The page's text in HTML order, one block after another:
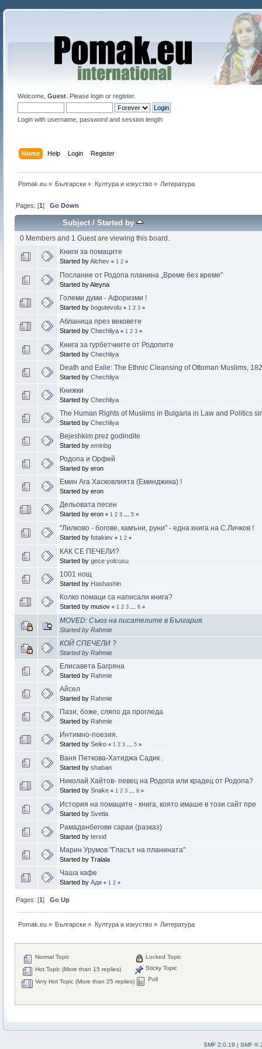
Welcome, Guest. Please loginor register.
Login with username, password and session length
Home Help Login Register
Pomak.eu » Български » Култура и изкуство» Литература
Pages: [1]Go Down
Subject/Started by
0 Members and 1 Guest are viewing this board.
Книги за помаците
Started byAlchev « 1 2»
Послание от Родопа планина „Време без време”
Started by Aleyna
Големи думи - Афоризми !
Started by bogutevolu « 1 2 3»
Абланица през вековете
Started by Chechliya « 1 2 3»
Книга за гурбетчиите от Родопите
Started by Chechliya
Death and Exile: The Ethnic Cleansing of Ottoman Muslims,
Started by Chechliya
Книжки
Started by Chechliya
The Human Rights of Muslims in Bulgaria in Law and Politics
Started by Chechliya
Bejeshkim prez godindite
Started by eminbg
Родопа и Орфей
Started by eron
Емин Ага Хасковлията (Еминджика) !
Started by eron
Дельовата песен
Started by eron « 1 2 3 5»
"Лилково - богове, камъни, руни" - една книга на С.Личков !
Started by fotakiev « 1 2»
КАК СЕ ПЕЧЕЛИ?
Started by gece yolcusu
1001 нощ
Started by Hashashin
Колко помаци са написали книга?
Started by musov « 1 2 3 6»
MOVED: Съюз на писателите в България.
Started by Rahmie
КОЙ СПЕЧЕЛИ ?
Started by Rahmie
Елисавета Багряна
Started by Rahmie
Айсел
Started by Rahmie
Пази, боже, сляпо да прогледа
Started by Rahmie
Интимно-поезия.
Started by Seiko « 1 2 3 5»
Ваня Петкова-Хатиджа Садик .
Started by shaban
Николай Хайтов- певец на Родопа или крадец от Родопа?
Started by Snake « 1 2 3 8»
История на помаците - книга, която имаше в този сайт пре
Started by Svetla
Рамаданбегови сараи (pазказ)
Started by tersid
Марин Урумов "Гласът на планината"
Started by Tralala
Чаша кафе
Started by Ади « 1 2»
Pages: [1]Go Up
Pomak.eu » Български » Култура и изкуство» Литература
Normal Topic
Hot Topic (More than 15 replies)
Very Hot Topic (More than 25 replies)
Locked Topic
Sticky Topic
Poll
SMF 2.0.19 | SMF ©